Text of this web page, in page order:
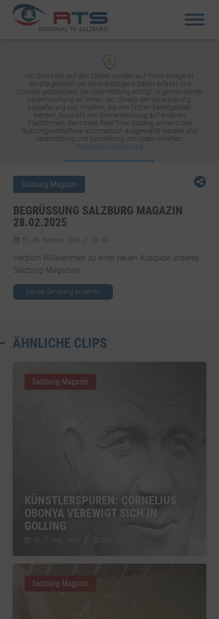
Mit dem Klick auf den Dienst werden auf Ihrem Endgerät
Skripte geladen, personenbezogene Daten erfasst und
Cookies gespeichert. Die Übermittlung erfolgt: in gemeinsamer
Verantwortung an Vimeo Inc.. Zweck der Verarbeitung:
Auslieferung von Inhalten, die von Dritten bereitgestellt
werden, Auswahl von Online-Werbung auf anderen
Plattformen, die mittels Real-Time-Bidding anhand des
Nutzungsverhaltens automatisch ausgewählt werden und
Übermittlung und Darstellung von Video-Inhalten.
Datenschutzerklärung
Salzburg Magazin
BEGRÜSSUNG SALZBURG MAGAZIN 2
8.02.2025
Fr., 28. Februar. 2025 40
Herzlich Willkommen zu einer neuen Ausgabe unseres
Salzburg Magazins.
Ganze Sendung ansehen
ÄHNLICHE CLIPS
KÜNSTLERSPUREN: CORNELIUS
OBONYA VEREWIGT SICH IN
GOLLING
Salzburg Magazin
Salzburg Magazin